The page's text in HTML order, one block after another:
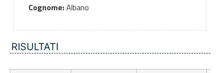
Cognome:Albano
RISULTATI